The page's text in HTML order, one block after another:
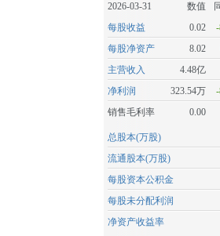
2026-03-31 数值
每股收益
0.02
每股净资产
8.02
主营收入
4.48亿
净利润
323.54万
销售毛利率
0.00
总股本(万股)
流通股本(万股)
每股资本公积金
每股未分配利润
净资产收益率